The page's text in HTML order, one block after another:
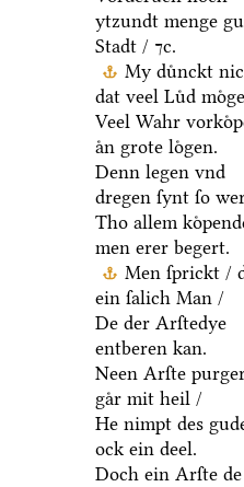
ytzundt menge
Stadt / ⁊c.
My duͤnckt
dat veel Luͤd
Veel Wahr
aͤn grote loͤgen.
Denn legen vnd
dregen ſynt ſo
Tho allem
men erer begert.
Men ſprickt /
ein ſalich Man /
De der Arſtedye
entberen kan.
Neen Arſte
gaͤr mit heil /
He nimpt des
ock ein deel.
Doch ein Arſte